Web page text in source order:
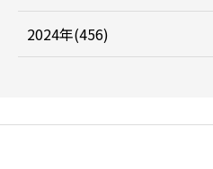
2024年(456)